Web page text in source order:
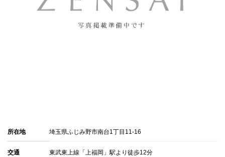
所在地 埼玉県ふじみ野市南台1丁目11-16
交通 東武東上線「上福岡」駅より徒歩12分